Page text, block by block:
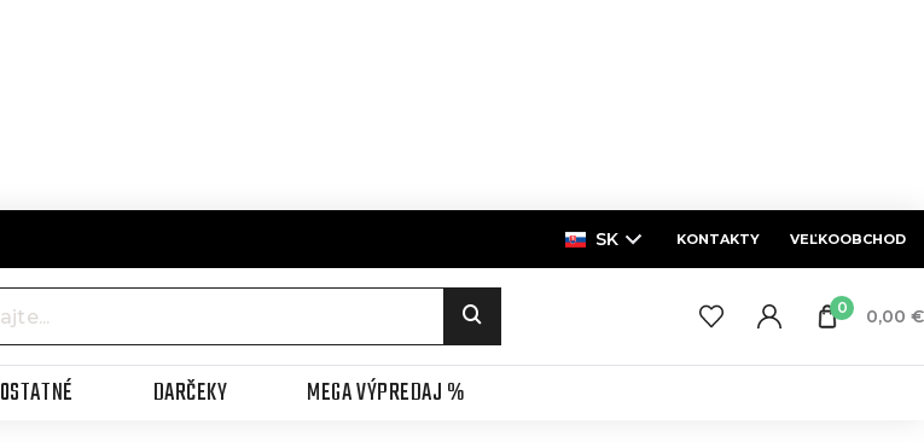
SK KONTAKTY VEĽKOOBCHOD
0 0,00 €
OSTATNÉ DARČEKY MEGA VÝPREDAJ %